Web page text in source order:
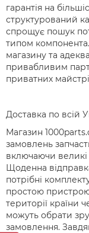
гарантія на
структурований
спрощує пошук
типом компонента.
магазину та
привабливим
приватних
Доставка по всій
Магазин
замовлень
включаючи великі
Щоденна
потрібні
простою
території країни
можуть обрати
замовлення.